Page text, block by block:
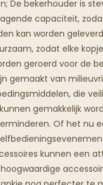
De bekerhouder is
capaciteit,
kan worden
zodat elke
geroerd voor de
gemaakt van
die
gemakkelijk
Of het nu
kunnen een